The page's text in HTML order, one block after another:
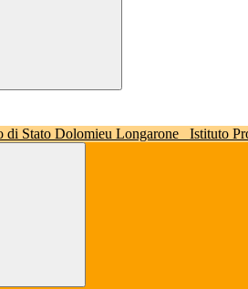
Istituto